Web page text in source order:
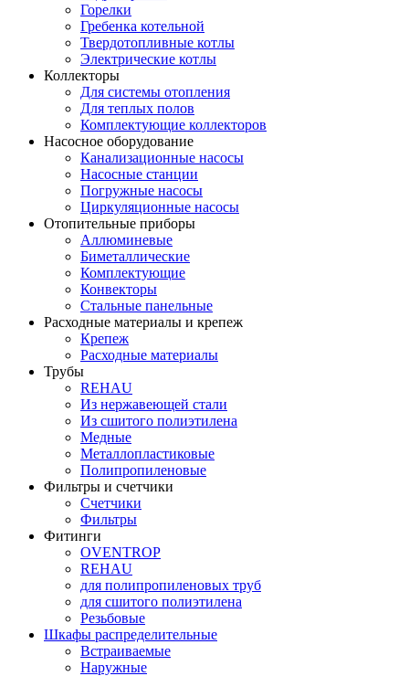
Горелки
Гребенка котельной
Твердотопливные котлы
Электрические котлы
Коллекторы
Для системы отопления
Для теплых полов
Комплектующие коллекторов
Насосное оборудование
Канализационные насосы
Насосные станции
Погружные насосы
Циркуляционные насосы
Отопительные приборы
Аллюминевые
Биметаллические
Комплектующие
Конвекторы
Стальные панельные
Расходные материалы и крепеж
Крепеж
Расходные материалы
Трубы
REHAU
Из нержавеющей стали
Из сшитого полиэтилена
Медные
Металлопластиковые
Полипропиленовые
Фильтры и счетчики
Счетчики
Фильтры
Фитинги
OVENTROP
REHAU
для полипропиленовых труб
для сшитого полиэтилена
Резьбовые
Шкафы распределительные
Встраиваемые
Наружные